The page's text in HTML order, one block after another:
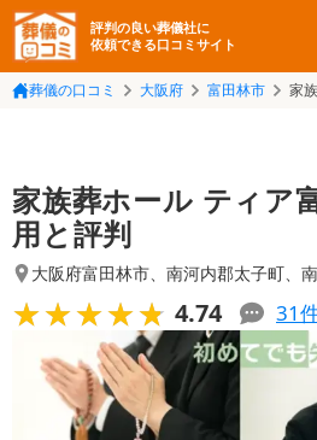
評判の良い葬儀社に
依頼できる口コミサイト
葬儀の口コミ 大阪府 富田林市 家
家族葬ホール ティア
用と評判
大阪府富田林市、 南河内郡太子町、
★★★★★
★★★★★ 4.74 31